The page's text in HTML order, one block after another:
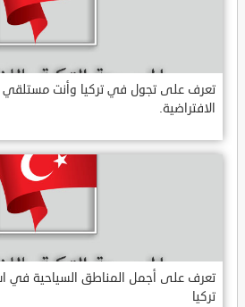
تعرف على تجول في تركيا وأنت مستلقي
الافتراضية.
تعرف على أجمل المناطق السياحية
تركيا